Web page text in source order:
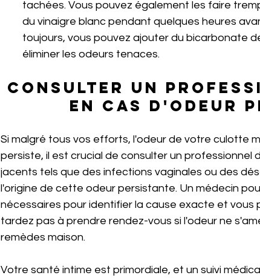
tachées. Vous pouvez également les faire
du vinaigre blanc pendant quelques heures
toujours, vous pouvez ajouter du bicarbonate
éliminer les odeurs tenaces.
Consulter un
en cas d'odeur
Si malgré tous vos efforts, l'odeur de votre culotte
persiste, il est crucial de consulter un professionnel
jacents tels que des infections vaginales ou des
l'origine de cette odeur persistante. Un médecin
nécessaires pour identifier la cause exacte et
tardez pas à prendre rendez-vous si l'odeur ne
remèdes maison.
Votre santé intime est primordiale, et un suivi